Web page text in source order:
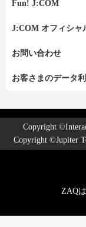
Fun! J:COM
J:COM オフィシャ
お問い合わせ
お客さまのデータ
Copyright
Copyright ©Jupiter
ZAQ